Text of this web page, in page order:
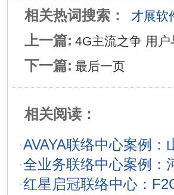
相关热词搜索： 才展软
上一篇: 4G主流之争 用
下一篇: 最后一页
相关阅读：
·AVAYA联络中心案例
·全业务联络中心案例：
·红星启冠联络中心：